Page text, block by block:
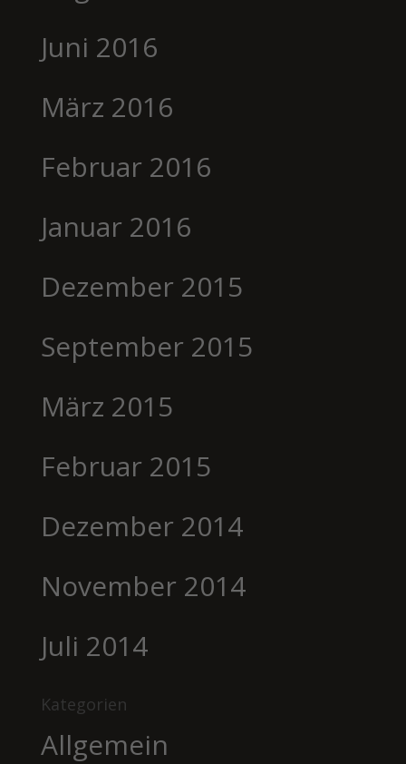
Juni 2016
März 2016
Februar 2016
Januar 2016
Dezember 2015
September 2015
März 2015
Februar 2015
Dezember 2014
November 2014
Juli 2014
Kategorien
Allgemein